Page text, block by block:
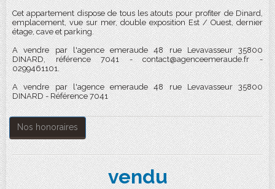
Cet appartement dispose de tous les atouts pour profiter de Dinard,
emplacement, vue sur mer, double exposition Est / Ouest, dernier
étage, cave et parking.
A vendre par l'agence emeraude 48 rue Levavasseur 35800
DINARD, référence 7041 - contact@agenceemeraude.fr -
0299461101.
A vendre par l'agence emeraude 48 rue Levavasseur 35800
DINARD - Référence 7041
Nos honoraires
vendu